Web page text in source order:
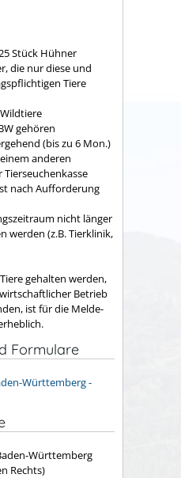
Stück Hühner
die nur diese und
Tiere
gehören
(bis zu 6 Mon.)
anderen
nach Aufforderung
nicht länger
werden (z.B. Tierklinik,
gehalten werden,
Betrieb
ist für die Melde-
Formulare
Württemberg -
Württemberg
Rechts)